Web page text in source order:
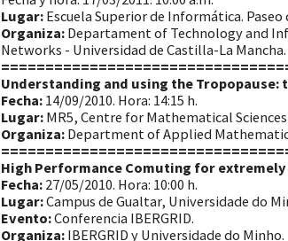
Lugar:Escuela Superior de Informática. Paseo
Organiza:Departament of Technology and
Networks - Universidad de Castilla-La Mancha.
Understanding and using the
Fecha:14/09/2010. Hora: 14:15 h.
Lugar:MR5, Centre for Mathematical
Organiza:Department of Applied
High Performance Comuting for
Fecha:27/05/2010. Hora: 10:00 h.
Lugar:Campus de Gualtar, Universidade do
Evento:Conferencia IBERGRID.
Organiza:IBERGRID y Universidade do Minho.